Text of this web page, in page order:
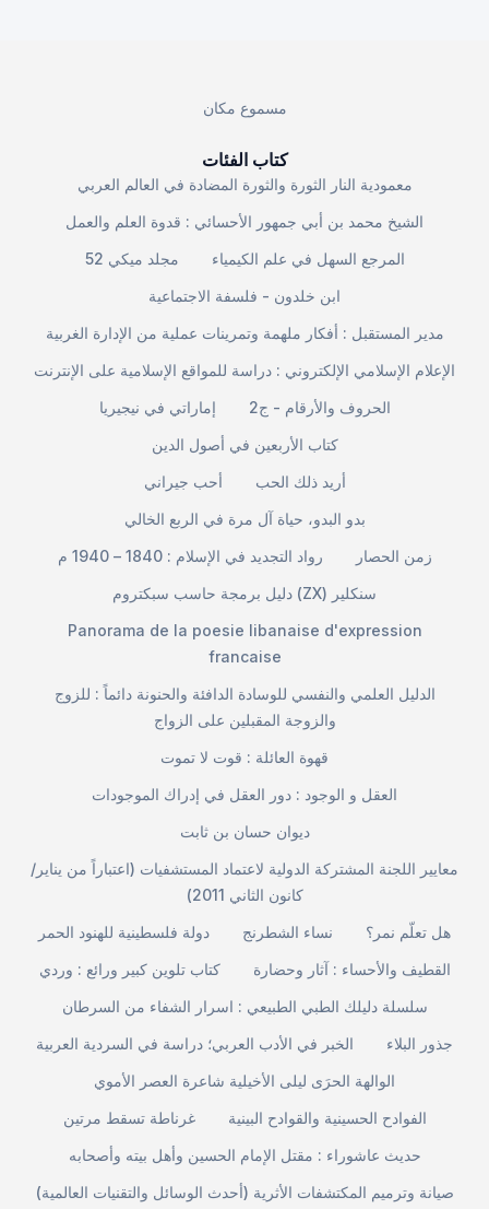
مسموع مكان
كتاب الفئات
معمودية النار الثورة والثورة المضادة في العالم العربي
الشيخ محمد بن أبي جمهور الأحسائي : قدوة العلم والعمل
مجلد ميكي 52
المرجع السهل في علم الكيمياء
ابن خلدون - فلسفة الاجتماعية
مدير المستقبل : أفكار ملهمة وتمرينات عملية من الإدارة الغربية
الإعلام الإسلامي الإلكتروني : دراسة للمواقع الإسلامية على الإنترنت
إماراتي في نيجيريا
الحروف والأرقام - ج2
كتاب الأربعين في أصول الدين
أحب جيراني
أريد ذلك الحب
بدو البدو، حياة آل مرة في الربع الخالي
رواد التجديد في الإسلام : 1840 – 1940 م
زمن الحصار
دليل برمجة حاسب سبكتروم (ZX) سنكلير
Panorama de la poesie libanaise d'expression
francaise
الدليل العلمي والنفسي للوسادة الدافئة والحنونة دائماً : للزوج
والزوجة المقبلين على الزواج
قهوة العائلة : قوت لا تموت
العقل و الوجود : دور العقل في إدراك الموجودات
ديوان حسان بن ثابت
معايير اللجنة المشتركة الدولية لاعتماد المستشفيات (اعتباراً من يناير/
كانون الثاني 2011)
دولة فلسطينية للهنود الحمر
نساء الشطرنج
هل تعلّم نمر؟
كتاب تلوين كبير ورائع : وردي
القطيف والأحساء : آثار وحضارة
سلسلة دليلك الطبي الطبيعي : اسرار الشفاء من السرطان
الخبر في الأدب العربي؛ دراسة في السردية العربية
جذور البلاء
الوالهة الحرَى ليلى الأخيلية شاعرة العصر الأموي
غرناطة تسقط مرتين
الفوادح الحسينية والقوادح البينية
حديث عاشوراء : مقتل الإمام الحسين وأهل بيته وأصحابه
صيانة وترميم المكتشفات الأثرية (أحدث الوسائل والتقنيات العالمية)